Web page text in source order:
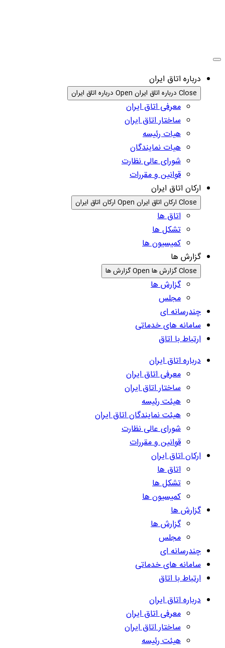
درباره اتاق ایران
Close درباره اتاق ایران Open درباره اتاق ایران
معرفی اتاق ایران
ساختار اتاق ایران
هیات رئیسه
هیات نمایندگان
شورای عالی نظارت
قوانین و مقررات
ارکان اتاق ایران
Close ارکان اتاق ایران Open ارکان اتاق ایران
اتاق ها
تشکل ها
کمیسیون ها
گزارش ها
Close گزارش ها Open گزارش ها
گزارش ها
مجلس
چندرسانه ای
سامانه های خدماتی
ارتباط با اتاق
درباره اتاق ایران
معرفی اتاق ایران
ساختار اتاق ایران
هیئت رئیسه
هیئت نمایندگان اتاق ایران
شورای عالی نظارت
قوانین و مقررات
ارکان اتاق ایران
اتاق ها
تشکل ها
کمیسیون ها
گزارش ها
گزارش ها
مجلس
چندرسانه ای
سامانه های خدماتی
ارتباط با اتاق
درباره اتاق ایران
معرفی اتاق ایران
ساختار اتاق ایران
هیئت رئیسه